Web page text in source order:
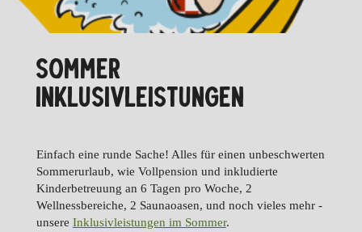
SOMMER
INKLUSIVLEISTUNGEN
Einfach eine runde Sache! Alles für einen unbeschwerten
Sommerurlaub, wie Vollpension und inkludierte
Kinderbetreuung an 6 Tagen pro Woche, 2
Wellnessbereiche, 2 Saunaoasen, und noch vieles mehr -
unsere Inklusivleistungen im Sommer.